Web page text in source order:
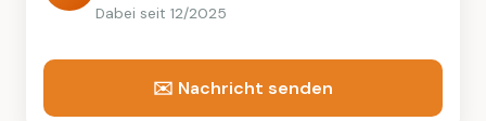
Dabei seit 12/2025
✉️ Nachricht senden